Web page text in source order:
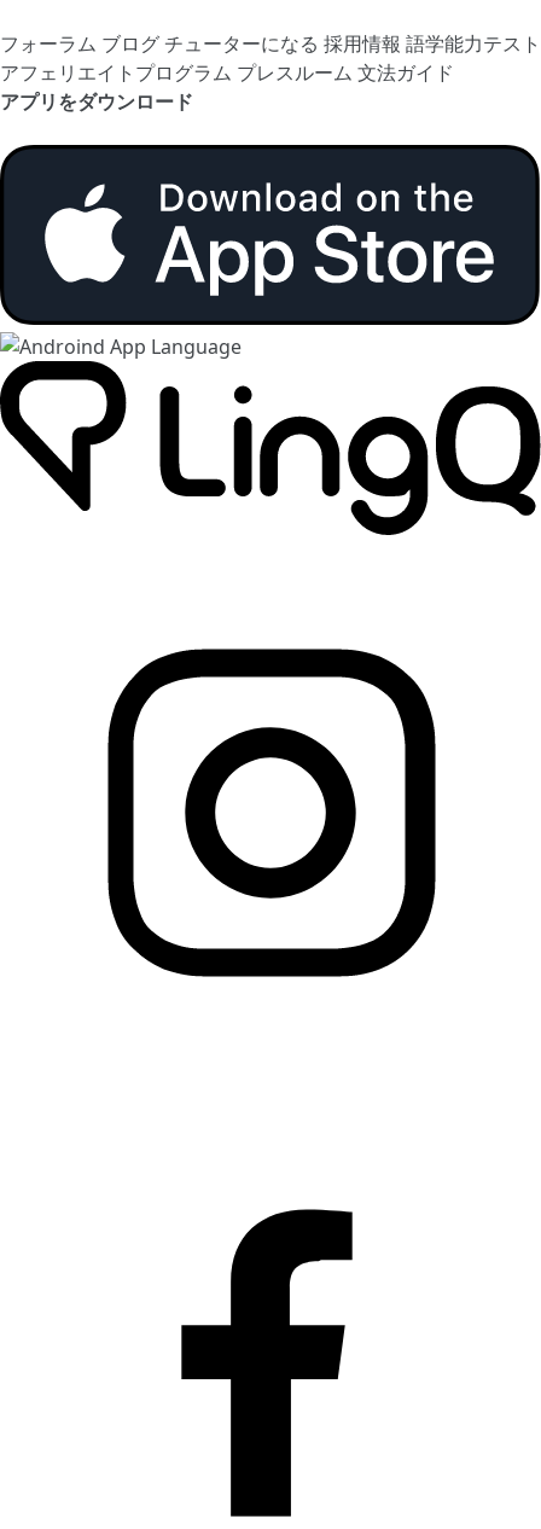
フォーラム ブログチューターになる 採用情報 語学能力テスト
アフェリエイトプログラム プレスルーム 文法ガイド
アプリをダウンロード